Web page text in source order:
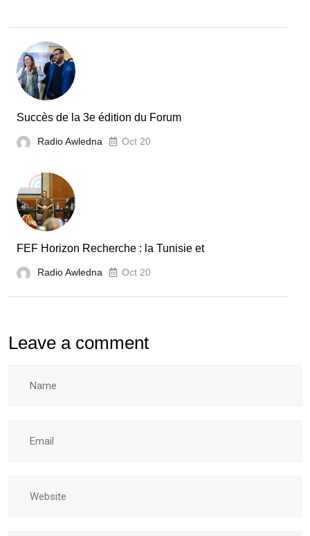
le
Tunisie
Succès de la 3e édition du Forum
Radio Awledna Oct 20
FEF Horizon Recherche : la Tunisie et
Radio Awledna Oct 20
Leave a comment